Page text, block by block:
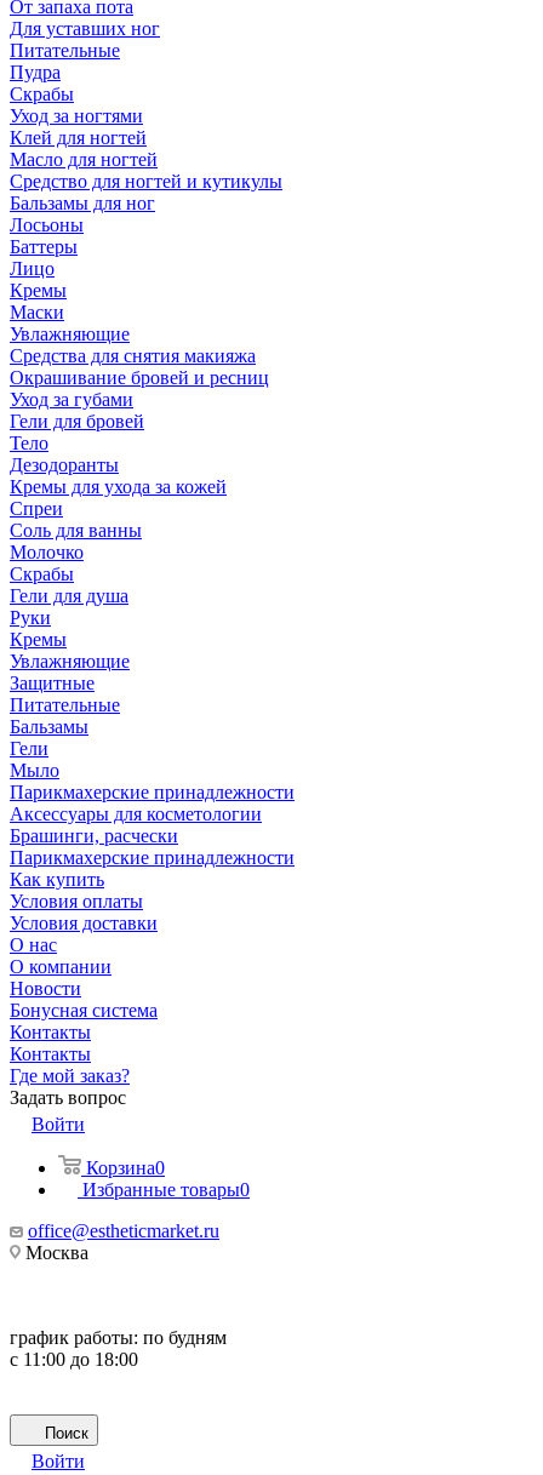
От запаха пота
Для уставших ног
Питательные
Пудра
Скрабы
Уход за ногтями
Клей для ногтей
Масло для ногтей
Средство для ногтей и кутикулы
Бальзамы для ног
Лосьоны
Баттеры
Лицо
Кремы
Маски
Увлажняющие
Средства для снятия макияжа
Окрашивание бровей и ресниц
Уход за губами
Гели для бровей
Тело
Дезодоранты
Кремы для ухода за кожей
Спреи
Соль для ванны
Молочко
Скрабы
Гели для душа
Руки
Кремы
Увлажняющие
Защитные
Питательные
Бальзамы
Гели
Мыло
Парикмахерские принадлежности
Аксессуары для косметологии
Брашинги, расчески
Парикмахерские принадлежности
Как купить
Условия оплаты
Условия доставки
О нас
О компании
Новости
Бонусная система
Контакты
Контакты
Где мой заказ?
Задать вопрос
Войти
Корзина0
Избранные товары0
office@estheticmarket.ru
Москва
график работы: по будням
с 11:00 до 18:00
Поиск
Войти